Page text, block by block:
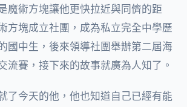
魔術方塊讓他更快拉近與同儕的距
方塊成立社團，成為私立完全中學歷
國中生，後來領導社團舉辦第二屆海
流賽，接下來的故事就廣為人知了。
了今天的他，他也知道自己已經有能